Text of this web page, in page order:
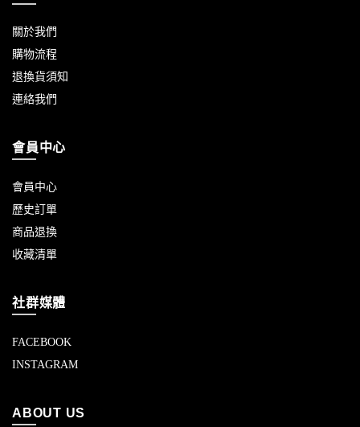
關於我們
購物流程
退換貨須知
連絡我們
會員中心
會員中心
歷史訂單
商品退換
收藏清單
社群媒體
FACEBOOK
INSTAGRAM
ABOUT US